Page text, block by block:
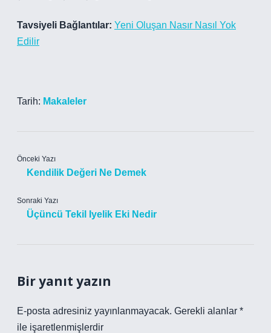
Tavsiyeli Bağlantılar: Yeni Oluşan Nasır Nasıl Yok
Edilir
Tarih: Makaleler
Önceki Yazı
Kendilik Değeri Ne Demek
Sonraki Yazı
Üçüncü Tekil Iyelik Eki Nedir
Bir yanıt yazın
E-posta adresiniz yayınlanmayacak. Gerekli alanlar *
ile işaretlenmişlerdir